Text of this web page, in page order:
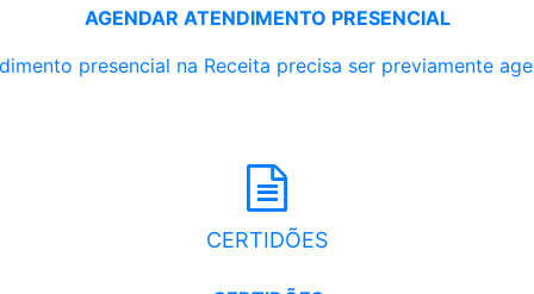
AGENDAR ATENDIMENTO PRESENCIAL
presencial na Receita precisa ser previamente
CERTIDÕES